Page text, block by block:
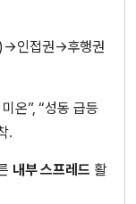
)→인접권→후행권
온”, “성동 급등
.
내부 스프레드 활